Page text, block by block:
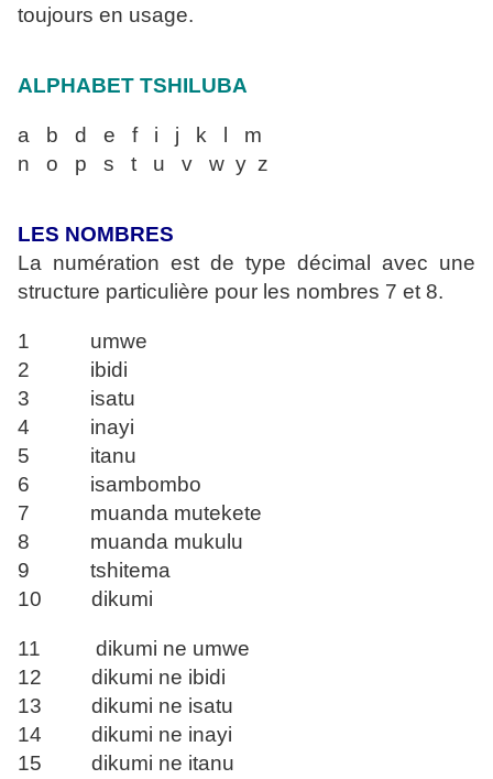
toujours en usage.
ALPHABET TSHILUBA
a b d e f i j k l m
n o p s t u v w y z
LES NOMBRES
La numération est de type décimal avec une
structure particulière pour les nombres 7 et 8.
1 umwe
2 ibidi
3 isatu
4 inayi
5 itanu
6 isambombo
7 muanda mutekete
8 muanda mukulu
9 tshitema
10 dikumi
11 dikumi ne umwe
12 dikumi ne ibidi
13 dikumi ne isatu
14 dikumi ne inayi
15 dikumi ne itanu